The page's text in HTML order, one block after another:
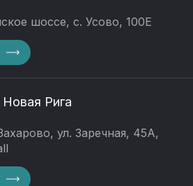
шоссе, с. Усово, 100Е
Рига
ул. Заречная, 45А,